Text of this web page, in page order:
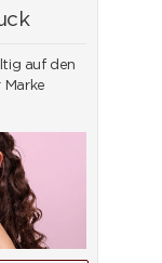
auf den
Marke